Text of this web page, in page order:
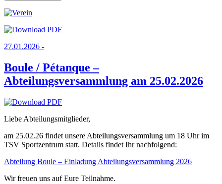
27.01.2026 -
Boule / Pétanque –
Abteilungsversammlung am 25.02.2026
Liebe Abteilungsmitglieder,
am 25.02.26 findet unsere Abteilungsversammlung um 18 Uhr im
TSV Sportzentrum statt. Details findet Ihr nachfolgend:
Abteilung Boule – Einladung Abteilungsversammlung 2026
Wir freuen uns auf Eure Teilnahme.